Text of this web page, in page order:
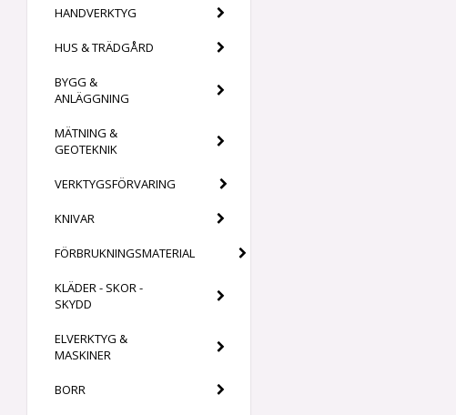
HANDVERKTYG
HUS & TRÄDGÅRD
BYGG &
ANLÄGGNING
MÄTNING &
GEOTEKNIK
VERKTYGSFÖRVARING
KNIVAR
FÖRBRUKNINGSMATERIAL
KLÄDER - SKOR -
SKYDD
ELVERKTYG &
MASKINER
BORR